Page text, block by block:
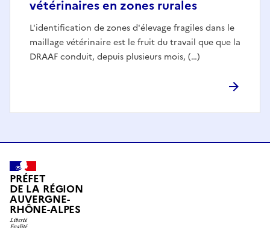
vétérinaires en zones rurales
L'identification de zones d'élevage fragiles dans le
maillage vétérinaire est le fruit du travail que que la
DRAAF conduit, depuis plusieurs mois, (…)
PRÉFET
DE LA RÉGION
AUVERGNE-
RHÔNE-ALPES